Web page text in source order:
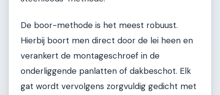
De boor-methode is het meest robuust.
Hierbij boort men direct door de lei heen en
verankert de montageschroef in de
onderliggende panlatten of dakbeschot. Elk
gat wordt vervolgens zorgvuldig gedicht met